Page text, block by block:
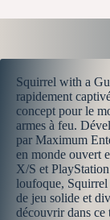
Squirrel with a
rapidement
concept pour le
armes à feu.
par Maximum
en monde ouvert
X/S et
loufoque,
de jeu solide et
découvrir dans ce